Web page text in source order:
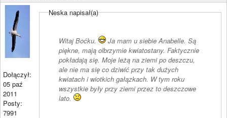
Dołączył:
05 paź
2011
Posty:
7991
Neska napisał(a)
Witaj Boćku.
Ja mam u siebie Anabelle. Są
piękne, mają olbrzymie kwiatostany. Faktycznie
pokładają się. Moje leżą na ziemi po deszczu,
ale nie ma się co dziwić przy tak dużych
kwiatach i wiotkich gałązkach. W tym roku
wszystkie były przy ziemi przez to deszczowe
lato.